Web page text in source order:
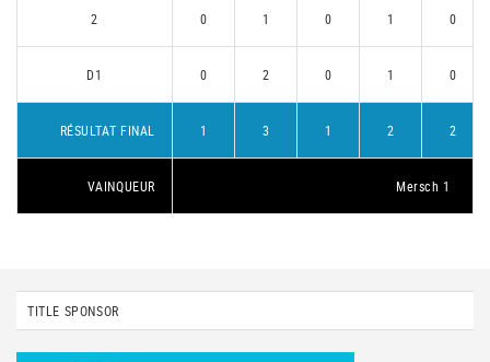
2 0 1 0 1 0
D1 0 2 0 1 0
RÉSULTAT FINAL 1 3 1 2 2
VAINQUEUR Mersch 1
TITLE SPONSOR